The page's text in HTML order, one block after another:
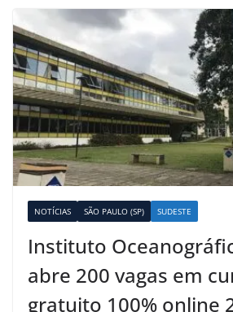
NOTÍCIAS SÃO PAULO (SP) SUDESTE
Instituto
abre 200 vagas em
gratuito 100% online